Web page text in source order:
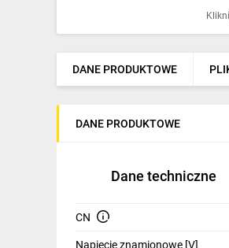
Ogrzewanie
Elektronarzędzia i mierniki
Dom i ogród
DANE PRODUKTOWE
DANE PRODUKTOWE
Dane techniczne
CN
Napięcie znamionowe [V]